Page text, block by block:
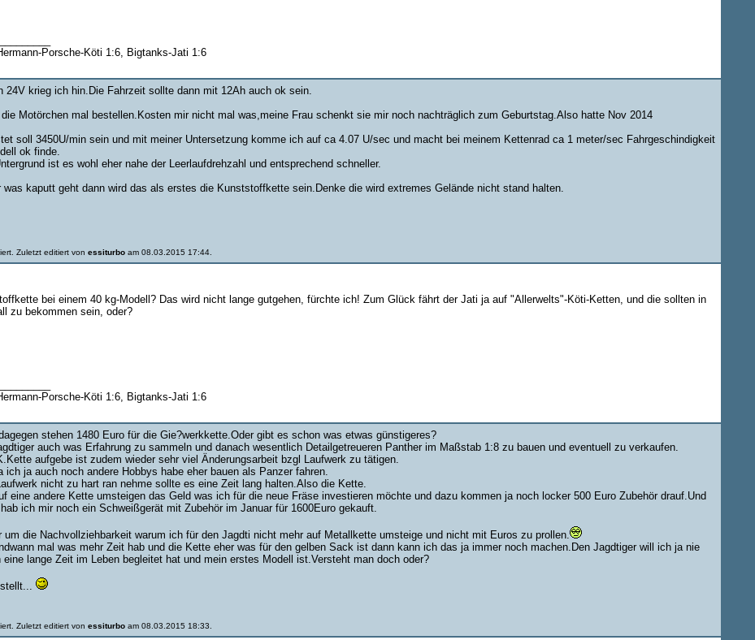
Porsche-Köti 1:6, Bigtanks-Jati 1:6
24V krieg ich hin.Die Fahrzeit sollte dann mit 12Ah auch ok sein.
die Motörchen mal bestellen.Kosten mir nicht mal was,meine Frau schenkt sie mir noch nachträglich zum Geburtstag.Also hatte Nov 2014
soll 3450U/min sein und mit meiner Untersetzung komme ich auf ca 4.07 U/sec und macht bei meinem Kettenrad ca 1 meter/sec Fahrgeschindigkeit
ok finde.
ist es wohl eher nahe der Leerlaufdrehzahl und entsprechend schneller.
was kaputt geht dann wird das als erstes die Kunststoffkette sein.Denke die wird extremes Gelände nicht stand halten.
Zuletzt editiert von essiturboam 08.03.2015 17:44.
bei einem 40 kg-Modell? Das wird nicht lange gutgehen, fürchte ich! Zum Glück fährt der Jati ja auf "Allerwelts"-Köti-Ketten, und die sollten in
zu bekommen sein, oder?
Porsche-Köti 1:6, Bigtanks-Jati 1:6
stehen 1480 Euro für die Gie?werkkette.Oder gibt es schon was etwas günstigeres?
auch was Erfahrung zu sammeln und danach wesentlich Detailgetreueren Panther im Maßstab 1:8 zu bauen und eventuell zu verkaufen.
aufgebe ist zudem wieder sehr viel Änderungsarbeit bzgl Laufwerk zu tätigen.
ich ja auch noch andere Hobbys habe eher bauen als Panzer fahren.
nicht zu hart ran nehme sollte es eine Zeit lang halten.Also die Kette.
eine andere Kette umsteigen das Geld was ich für die neue Fräse investieren möchte und dazu kommen ja noch locker 500 Euro Zubehör drauf.Und
ich mir noch ein Schweißgerät mit Zubehör im Januar für 1600Euro gekauft.
um die Nachvollziehbarkeit warum ich für den Jagdti nicht mehr auf Metallkette umsteige und nicht mit Euros zu prollen.
mal was mehr Zeit hab und die Kette eher was für den gelben Sack ist dann kann ich das ja immer noch machen.Den Jagdtiger will ich ja nie
eine lange Zeit im Leben begleitet hat und mein erstes Modell ist.Versteht man doch oder?
Zuletzt editiert von essiturboam 08.03.2015 18:33.